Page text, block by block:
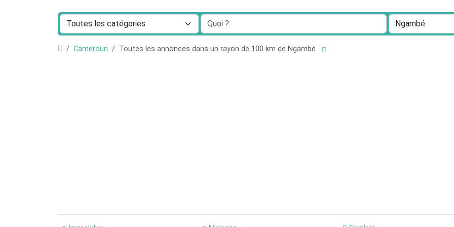
Cameroun Toutes les annonces dans un rayon de 100 km de Ngambé